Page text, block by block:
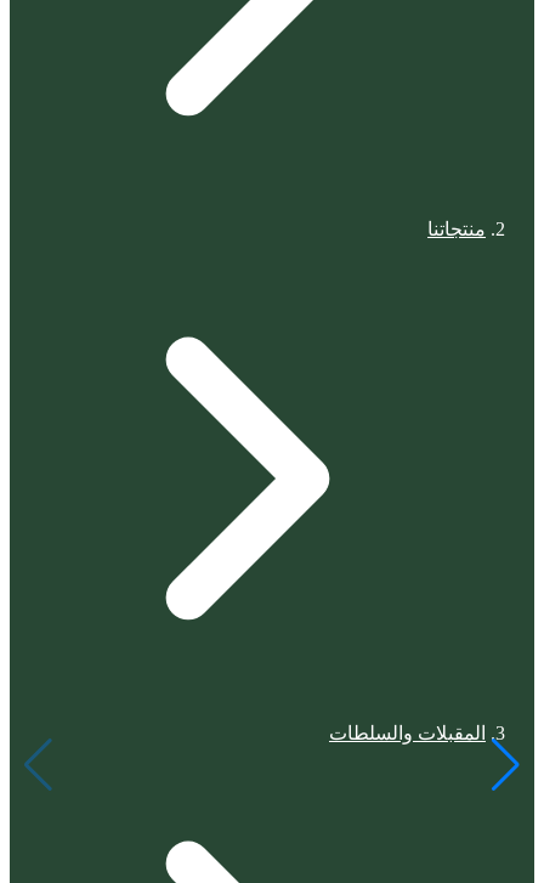
منتجاتنا
المقبلات والسلطات